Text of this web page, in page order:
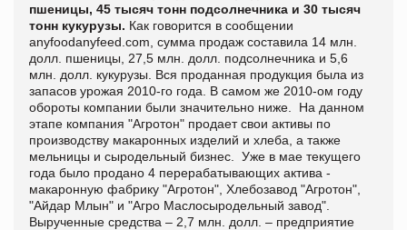
пшеницы, 45 тысяч тонн подсолнечника и 30 тысяч
тонн кукурузы. Как говорится в сообщении
anyfoodanyfeed.com, сумма продаж составила 14 млн.
долл. пшеницы, 27,5 млн. долл. подсолнечника и 5,6
млн. долл. кукурузы. Вся проданная продукция была из
запасов урожая 2010-го года. В самом же 2010-ом году
обороты компании были значительно ниже. На данном
этапе компания "Агротон" продает свои активы по
производству макаронных изделий и хлеба, а также
мельницы и сыродельный бизнес. Уже в мае текущего
года было продано 4 перерабатывающих актива -
макаронную фабрику "Агротон", Хлебозавод "Агротон",
"Айдар Млын" и "Агро Маслосыродельный завод".
Вырученные средства – 2,7 млн. долл. – предприятие